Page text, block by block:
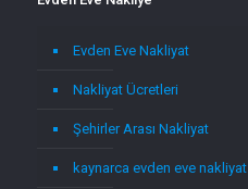
Evden Eve Nakliyat
Nakliyat Ücretleri
Şehirler Arası Nakliyat
kaynarca evden eve nakliyat